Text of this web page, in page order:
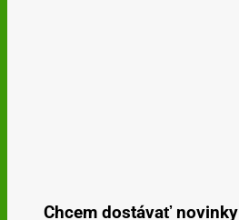
Chcem dostávať novinky